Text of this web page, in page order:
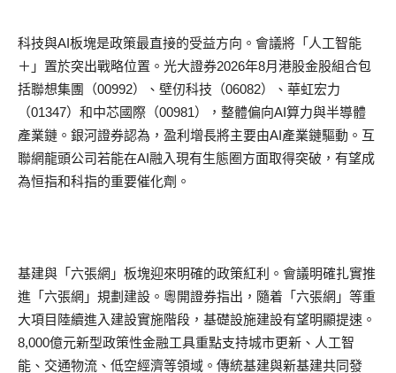
科技與AI板塊是政策最直接的受益方向。會議將「人工智能
＋」置於突出戰略位置。光大證券2026年8月港股金股組合包
括聯想集團（00992）、壁仞科技（06082）、華虹宏力
（01347）和中芯國際（00981），整體偏向AI算力與半導體
產業鏈。銀河證券認為，盈利增長將主要由AI產業鏈驅動。互
聯網龍頭公司若能在AI融入現有生態圈方面取得突破，有望成
為恒指和科指的重要催化劑。
基建與「六張網」板塊迎來明確的政策紅利。會議明確扎實推
進「六張網」規劃建設。粵開證券指出，隨着「六張網」等重
大項目陸續進入建設實施階段，基礎設施建設有望明顯提速。
8,000億元新型政策性金融工具重點支持城市更新、人工智
能、交通物流、低空經濟等領域。傳統基建與新基建共同發